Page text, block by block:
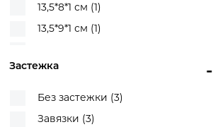
Черный/Белый (6)
Черный/Золотистый (1)
Черный/Серый (2)
13,5*8*1 см (1)
13,5*9*1 см (1)
13*18,5*4 см (1)
14*12*2 см (1)
15,5*15,5*9,5 см (1)
-
Застежка
Без застежки (3)
Завязки (3)